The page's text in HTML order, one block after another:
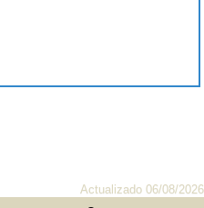
Actualizado 06/08/2026